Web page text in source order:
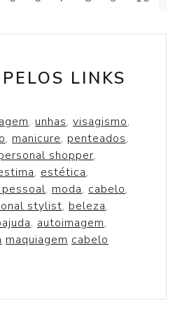
LINKS
, unhas, visagismo,
, manicure, penteados,
shopper,
, estética,
, moda, cabelo,
stylist, beleza,
, autoimagem,
maquiagem cabelo